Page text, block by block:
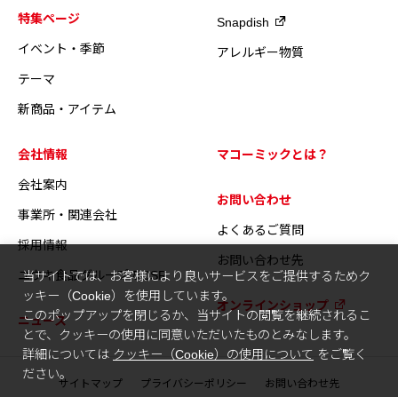
特集ページ
イベント・季節
テーマ
新商品・アイテム
Snapdish
アレルギー物質
会社情報
会社案内
事業所・関連会社
採用情報
ユウキ食品グループのCSR
ニュース
マコーミックとは？
お問い合わせ
よくあるご質問
お問い合わせ先
オンラインショップ
サイトマップ プライバシーポリシー お問い合わせ先
当サイトでは、お客様により良いサービスをご提供するためク
ッキー（Cookie）を使用しています。
このポップアップを閉じるか、当サイトの閲覧を継続されるこ
とで、クッキーの使用に同意いただいたものとみなします。
詳細については クッキー（Cookie）の使用について をご覧く
ださい。